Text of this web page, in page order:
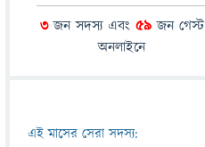
3জন সদস্য এবং 59জন গেস্ট
অনলাইনে
এই মাসের সেরা সদস্য: